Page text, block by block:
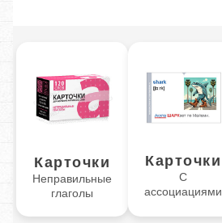
Карточки
Неправильные
глаголы
Карточки
С
ассоциациями